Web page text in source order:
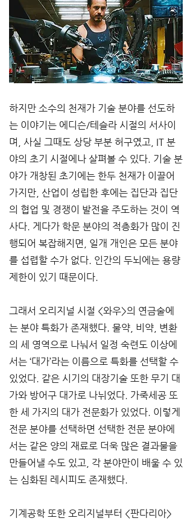
하지만 소수의 천재가 기술 분야를 선도하
는 이야기는 에디슨/테슬라 시절의 서사이
며, 사실 그때도 상당 부분 허구였고, IT 분
야의 초기 시절에나 살펴볼 수 있다. 기술 분
야가 개창된 초기에는 한두 천재가 이끌어
가지만, 산업이 성립한 후에는 집단과 집단
의 협업 및 경쟁이 발전을 주도하는 것이 역
사다. 게다가 학문 분야의 적층화가 많이 진
행되어 복잡해지면, 일개 개인은 모든 분야
를 섭렵할 수가 없다. 인간의 두뇌에는 용량
제한이 있기 때문이다.
그래서 오리지널 시절 <와우>의 연금술에
는 분야 특화가 존재했다. 물약, 비약, 변환
의 세 영역으로 나눠서 일정 숙련도 이상에
서는 ‘대가’라는 이름으로 특화를 선택할 수
있었다. 같은 시기의 대장기술 또한 무기 대
가와 방어구 대가로 나뉘었다. 가죽세공 또
한 세 가지의 대가 전문화가 있었다. 이렇게
전문 분야를 선택하면 선택한 전문 분야에
서는 같은 양의 재료로 더욱 많은 결과물을
만들어낼 수도 있고, 각 분야만이 배울 수 있
는 심화된 레시피도 존재했다.
기계공학 또한 오리지널부터 <판다리아>